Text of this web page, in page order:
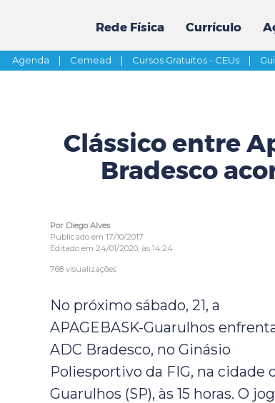
Rede Física Currículo
Agenda | Cemead | Cursos Gratuitos - CEUs |
Clássico entre
Bradesco
Por Diego Alves
Publicado em 17/10/2017
Editado em 24/01/2020, às 14:24
768 visualizações
No próximo sábado, 21, a
APAGEBASK-Guarulhos
ADC Bradesco, no Ginásio
Poliesportivo da FIG, na cidade
Guarulhos (SP), às 15 horas. O